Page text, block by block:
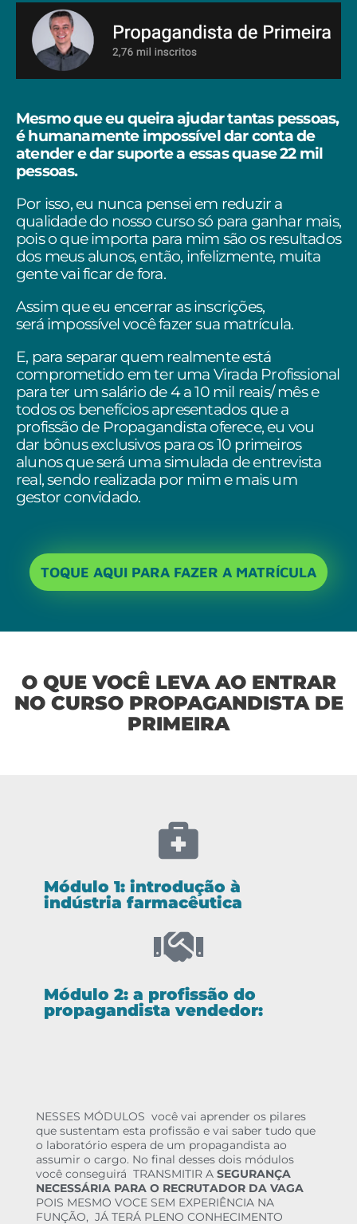
Mesmo que eu queira ajudar tantas pessoas,
é humanamente impossível dar conta de
atender e dar suporte a essas quase 22 mil
pessoas.
Por isso, eu nunca pensei em reduzir a
qualidade do nosso curso só para ganhar mais,
pois o que importa para mim são os resultados
dos meus alunos, então, infelizmente, muita
gente vai ficar de fora.
Assim que eu encerrar as inscrições,
será impossível você fazer sua matrícula.
E, para separar quem realmente está
comprometido em ter uma Virada Profissional
para ter um salário de 4 a 10 mil reais/ mês e
todos os benefícios apresentados que a
profissão de Propagandista oferece, eu vou
dar bônus exclusivos para os 10 primeiros
alunos que será uma simulada de entrevista
real, sendo realizada por mim e mais um
gestor convidado.
TOQUE AQUI PARA FAZER A MATRÍCULA
O QUE VOCÊ LEVA AO ENTRAR
NO CURSO PROPAGANDISTA DE
PRIMEIRA
Módulo 1: introdução à
indústria farmacêutica
Módulo 2: a profissão do
propagandista vendedor:
NESSES MÓDULOS você vai aprender os pilares
que sustentam esta profissão e vai saber tudo que
o laboratório espera de um propagandista ao
assumir o cargo. No final desses dois módulos
você conseguirá TRANSMITIR A SEGURANÇA
NECESSÁRIA PARA O RECRUTADOR DA VAGA
POIS MESMO VOCE SEM EXPERIÊNCIA NA
FUNÇÃO, JÁ TERÁ PLENO CONHECIMENTO